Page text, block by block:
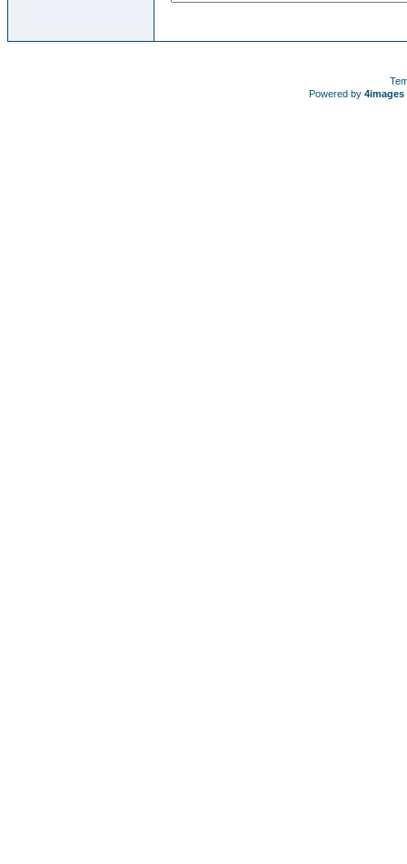
Powered by 4images